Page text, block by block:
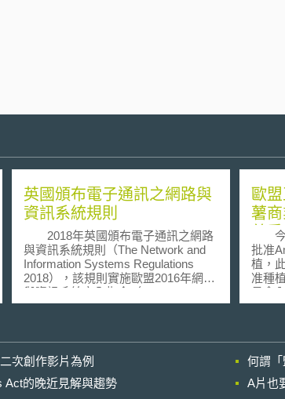
英國頒布電子通訊之網路與
資訊系統規則
2018年英國頒布電子通訊之網路
與資訊系統規則（The Network and
Information Systems Regulations
2018），該規則實施歐盟2016年網路
與資訊系統安全指令（Network and
Information Security Directive, NIS
年通訊法（Communications Act
2003）第32條第1項所指的電子通訊
網路；（b）一組或多組互聯或相關設
歐
薯
尊
今
批准
植，
准種植
員會
代表
者，
薯經
不會
次創作影片為例
何謂「
Act的晚近見解與趨勢
A片也